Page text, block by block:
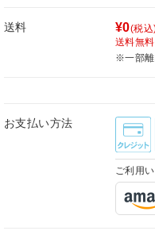
送料 ¥0(税込
送料無
※一部離
お支払い方法
ご利用